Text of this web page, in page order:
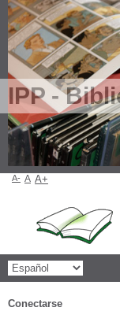
IPP -
A- A A+
Conectarse